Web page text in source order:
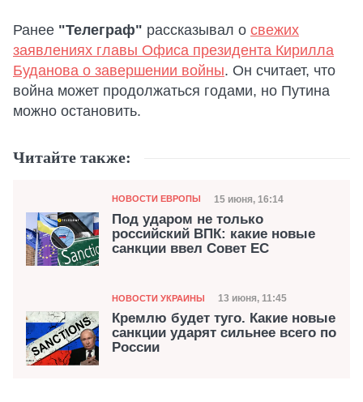
Ранее "Телеграф" рассказывал о свежих
заявлениях главы Офиса президента Кирилла
Буданова о завершении войны. Он считает, что
война может продолжаться годами, но Путина
можно остановить.
Читайте также:
Категория
НОВОСТИ ЕВРОПЫ Дата публикации
15 июня, 16:14
Под ударом не только
российский ВПК: какие новые
санкции ввел Совет ЕС
Категория
НОВОСТИ УКРАИНЫ Дата публикации
13 июня, 11:45
Кремлю будет туго. Какие новые
санкции ударят сильнее всего по
России